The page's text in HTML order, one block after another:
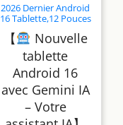
2026 Dernier Android
16 Tablette,12 Pouces
Tactile Tablet avec
Clavier,4G LTE+5G
WiFi,120HZ 2K FHD
24Go RAM+128Go
ROM,9000 mAh,Octa-
Core Tablets Gaming
avec Stylet,Gemeni
AI/GPS/WideVine
L1/Face ID
【
Nouvelle
tablette
Android 16
avec Gemini IA
– Votre